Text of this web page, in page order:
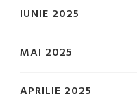
IUNIE 2025
MAI 2025